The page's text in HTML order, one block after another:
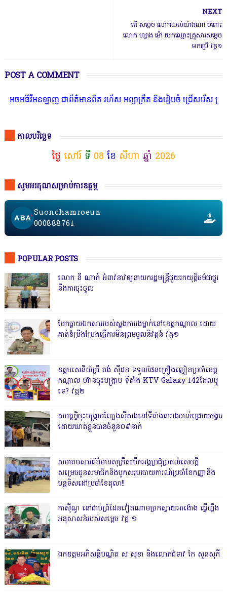
NEXT
តើ សម្តេច លោកយល់យ៉ាងណា ចំពោះ
លោក ហ្សាង ម៉ៅ យកឈ្មោះគ្រួសារសម្តេច
មកប្រើ វគ្គ១
POST A COMMENT
នឡាញ ជាព័ត៌មានពិត រហ័ស អព្យាក្រឹត និងរៀបចំ ជ្រើសរើស ក្រុមការងារ
កាលបរិច្ឆេទ
ថ្ងៃ សៅរ៍ទី 08 ខែ សីហា ឆ្នាំ 2026
សូមអរគុណសម្រាប់ការឧត្ថម្ភ
Suonchamroeun
000888761
POPULAR POSTS
លោក នី ណាក់ អំពាវនាវឲ្យនាយករដ្ឋមន្ត្រីជួយរកយុត្តិធម៌ជាថ្នូរ
នឹងការចុះចូល
បែកធ្លាយឯកសាររបស់ស្នងការរងម្នាក់នៅខេត្តកណ្ដាល ដោយ
គាត់ខំប្រឹងប្រែងធ្វើការមិនព្រមចូលនិវត្តន៍ វគ្គ១
ឧត្តមសេនីយ៍ត្រី គង់ ស៊ីដន ទទួលផែនគ្រឿងញៀនប្រចាំខេត្ត
កណ្តាល ហ៊ានចុះបង្ក្រាប ទីតាំង KTV Galaxy 142ដែលឬ
ទេ? វគ្គ២
សមត្ថកិ្ចចុះបង្ក្រាបល្បែងស៊ីសងនៅទីតាំងតារាងបាល់ជ្រោយចង្វារ
ដោយឃាត់ខ្លួនបានចំនួន០៩នាក់
សមាគមសារព័ត៌មានសុក្រឹតបើកអង្គប្រជុំប្រគល់សេចក្តី
សម្រេចជូនសមាជិកនិងបូកសរុបរបាយការណ៍ប្រចាំខែកញ្ញានិង
បន្តទិសដៅប្រចាំខែតុលា!!
កាសុីណូ នៅជាប់ព្រំដែនវៀតណាមច្រកស្វាយអាង៉ោង ធ្វើហ្នឹង
អនុសាសន៍របស់សម្ដេច វគ្គ ១
ឯកឧត្តមអភិសន្តិបណ្ឌិត ស សុខា និងលោកជំទាវ កែ សួនសុភី